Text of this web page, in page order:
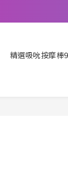
精選吸吮按摩棒